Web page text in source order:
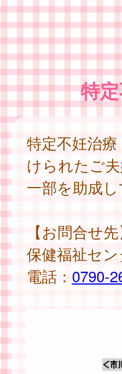
特
特定不妊治
けられたご
一部を助成し
【お問合せ先
保健福祉セ
電話： 0790-